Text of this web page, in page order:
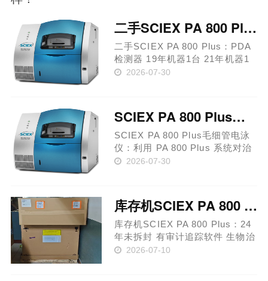
二手SCIEX PA 800 Plus：PDA检测器
二手SCIEX PA 800 Plus：PDA
检测器 19年机器1台 21年机器1
台 生物治疗性药物的变化不仅会
析系统，您可以自信地确保生物
制……
2026-07-30
SCIEX PA 800 Plus毛细管电泳仪：系统对治疗性蛋白进行可靠表征
SCIEX PA 800 Plus毛细管电泳
仪：利用 PA 800 Plus 系统对治
疗性蛋白进行可靠表征 一致且合
治疗的安全性和有效性，还会影
响研发及生产单位的声誉。
借……
2026-07-30
库存机SCIEX PA 800 Plus：24年未拆封
库存机SCIEX PA 800 Plus：24
年未拆封 有审计追踪软件 生物治
疗性药物的变化不仅会影响患者
2026-07-10